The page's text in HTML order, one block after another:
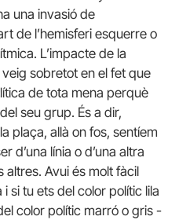
una invasió de
de l’hemisferi esquerre o
L’impacte de la
sobretot en el fet que
de tota mena perquè
seu grup. És a dir,
plaça, allà on fos, sentíem
d’una línia o d’una altra
altres. Avui és molt fàcil
si tu ets del color polític lila
color polític marró o gris -